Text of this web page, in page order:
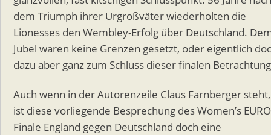
dem Triumph ihrer Urgroßväter wiederholten die
Lionesses den Wembley-Erfolg über Deutschland.
Jubel waren keine Grenzen gesetzt, oder eigentlich
dazu aber ganz zum Schluss dieser finalen
Auch wenn in der Autorenzeile Claus Farnberger
ist diese vorliegende Besprechung des Women’s
Finale England gegen Deutschland doch eine